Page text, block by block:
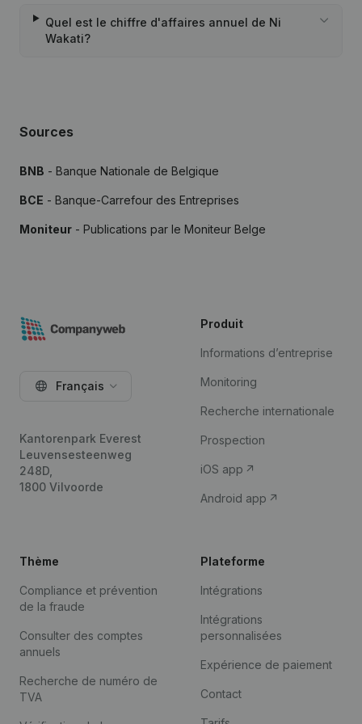
Quel est le chiffre d'affaires annuel de Ni
Wakati?
Sources
BNB - Banque Nationale de Belgique
BCE - Banque-Carrefour des Entreprises
Moniteur - Publications par le Moniteur Belge
Français
Kantorenpark Everest
Leuvensesteenweg
248D,
1800 Vilvoorde
Produit
Informations d’entreprise
Monitoring
Recherche internationale
Prospection
iOS app
Android app
Thème
Compliance et prévention
de la fraude
Consulter des comptes
annuels
Recherche de numéro de
TVA
Plateforme
Intégrations
Intégrations
personnalisées
Expérience de paiement
Contact